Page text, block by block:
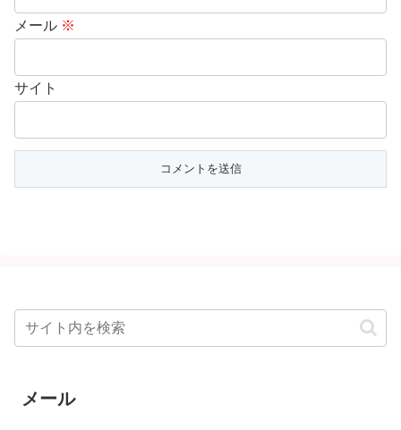
メール ※
サイト
メール